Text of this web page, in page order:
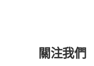
關注我們